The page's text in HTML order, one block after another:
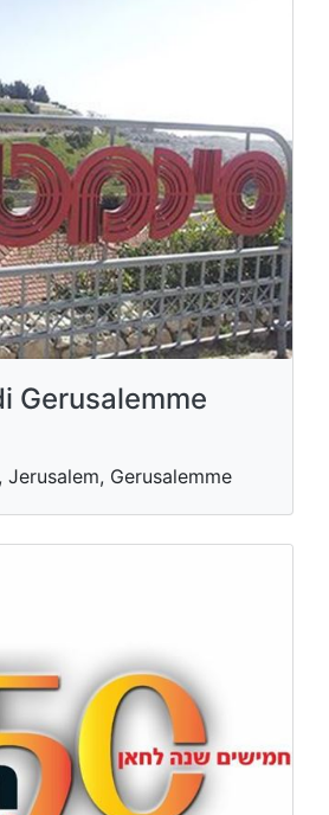
Gerusalemme
Jerusalem, Gerusalemme